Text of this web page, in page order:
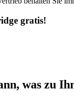
gratis!
was zu